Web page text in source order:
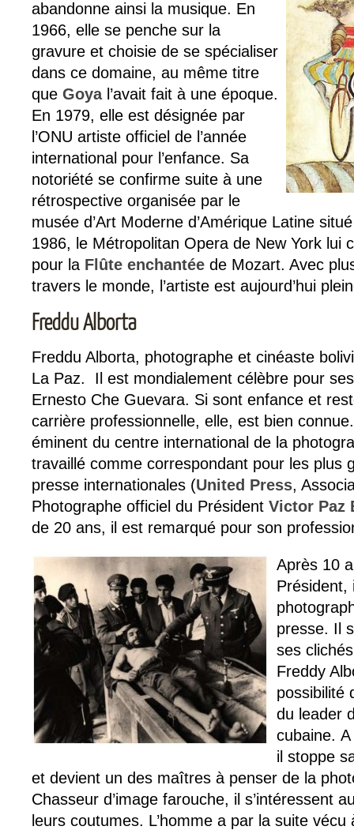
abandonne ainsi la musique. En
1966, elle se penche sur la
gravure et choisie de se spécialiser
dans ce domaine, au même titre
que Goyal’avait fait à une époque.
En 1979, elle est désignée par
l’ONU artiste officiel de l’année
international pour l’enfance. Sa
notoriété se confirme suite à une
rétrospective organisée par le
musée d’Art Moderne d’Amérique Latine
1986, le Métropolitan Opera de New York lui
pour la Flûte enchantée de Mozart. Avec
travers le monde, l’artiste est aujourd’hui
Freddu Alborta
Freddu Alborta, photographe et cinéaste
La Paz. Il est mondialement célèbre pour
Ernesto Che Guevara. Si sont enfance et
carrière professionnelle, elle, est bien
éminent du centre international de la
travaillé comme correspondant pour les plus
presse internationales (United Press,
Photographe officiel du Président Victor Paz
de 20 ans, il est remarqué pour son
Après 10
Président,
presse. Il
ses
Freddy
possibilité
du leader
cubaine.
il stoppe
et devient un des maîtres à penser de la
Chasseur d’image farouche, il s’intéressent
leurs coutumes. L’homme a par la suite